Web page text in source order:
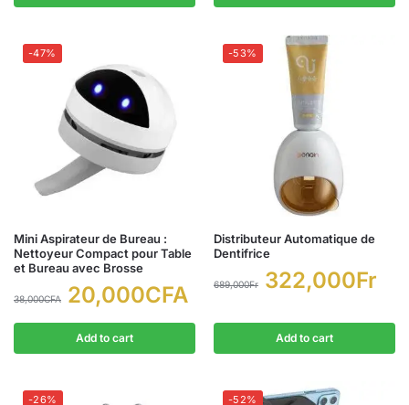
-47%
Mini Aspirateur de Bureau :
Nettoyeur Compact pour Table
et Bureau avec Brosse
38,000CFA 20,000CFA
Add to cart
-53%
Distributeur Automatique de
Dentifrice
689,000Fr 322,000Fr
Add to cart
-26% -52%